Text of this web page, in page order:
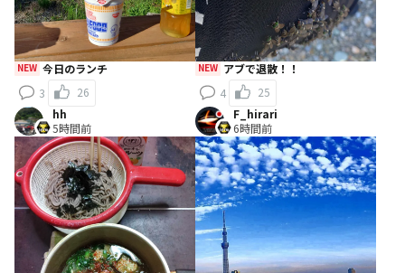
NEW 今日のランチ
3
26
NEW アブで退散！！
4
25
hh
5時間前
F_hirari
6時間前